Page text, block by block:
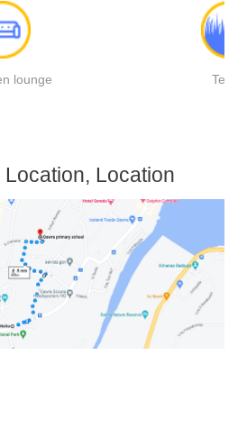
lounge Terras
Location, Location